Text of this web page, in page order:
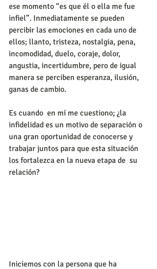
ese momento “es que él o ella me fue
infiel”. Inmediatamente se pueden
percibir las emociones en cada uno de
ellos; llanto, tristeza, nostalgia, pena,
incomodidad, duelo, coraje, dolor,
angustia, incertidumbre, pero de igual
manera se perciben esperanza, ilusión,
ganas de cambio.
Es cuando  en mí me cuestiono; ¿la
infidelidad es un motivo de separación o
una gran oportunidad de conocerse y
trabajar juntos para que esta situación
los fortalezca en la nueva etapa de  su
relación?
Iniciemos con la persona que ha